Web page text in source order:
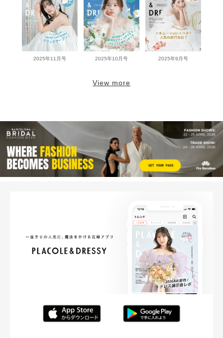
2025年11月号 2025年10月号 2025年9月号
View more